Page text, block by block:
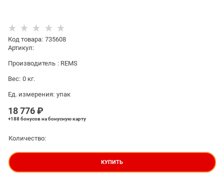
Код товара: 735608
Артикул:
Производитель : REMS
Вес: 0 кг.
Ед. измерения: упак
18 776 ₽
+188 бонусовна бонусную карту
Количество:
КУПИТЬ